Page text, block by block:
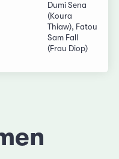
Dumi Sena
(Koura
Thiaw), Fatou
Sam Fall
(Frau Diop)